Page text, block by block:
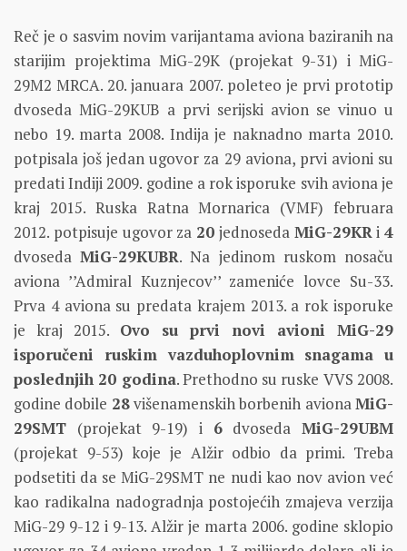
Reč je o sasvim novim varijantama aviona baziranih na
starijim projektima MiG-29K (projekat 9-31) i MiG-
29M2 MRCA. 20. januara 2007. poleteo je prvi prototip
dvoseda MiG-29KUB a prvi serijski avion se vinuo u
nebo 19. marta 2008. Indija je naknadno marta 2010.
potpisala još jedan ugovor za 29 aviona, prvi avioni su
predati Indiji 2009. godine a rok isporuke svih aviona je
kraj 2015. Ruska Ratna Mornarica (VMF) februara
2012. potpisuje ugovor za 20 jednoseda MiG-29KRi 4
dvosedaMiG-29KUBR. Na jedinom ruskom nosaču
aviona ’’Admiral Kuznjecov’’ zameniće lovce Su-33.
Prva 4 aviona su predata krajem 2013. a rok isporuke
je kraj 2015. Ovo su prvi novi avioni MiG-29
isporučeni ruskim vazduhoplovnim snagama u
poslednjih 20 godina. Prethodno su ruske VVS 2008.
godine dobile 28višenamenskih borbenih avionaMiG-
29SMT (projekat 9-19) i 6dvosedaMiG-29UBM
(projekat 9-53) koje je Alžir odbio da primi. Treba
podsetiti da se MiG-29SMT ne nudi kao nov avion već
kao radikalna nadogradnja postojećih zmajeva verzija
MiG-29 9-12 i 9-13. Alžir je marta 2006. godine sklopio